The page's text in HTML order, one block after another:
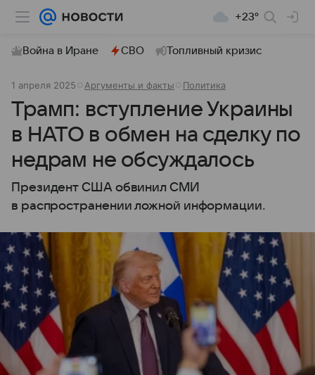
+23°
Война в Иране СВО Топливный кризис
1 апреля 2025 Аргументы и факты Политика
Трамп: вступление Украины
в НАТО в обмен на сделку по
недрам не обсуждалось
Президент США обвинил СМИ
в распространении ложной информации.